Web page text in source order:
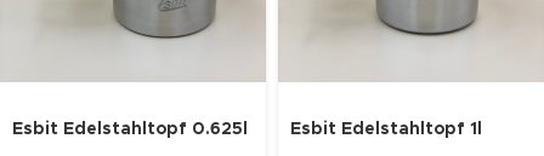
Esbit Edelstahltopf 0.625l Esbit Edelstahltopf 1l